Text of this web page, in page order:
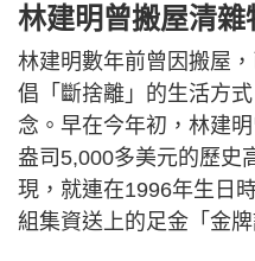
林建明曾搬屋清雜
林建明數年前曾因搬屋
倡「斷捨離」的生活方
念。早在今年初，林建
盎司5,000多美元的歷史
現，就連在1996年生日
組集資送上的足金「金